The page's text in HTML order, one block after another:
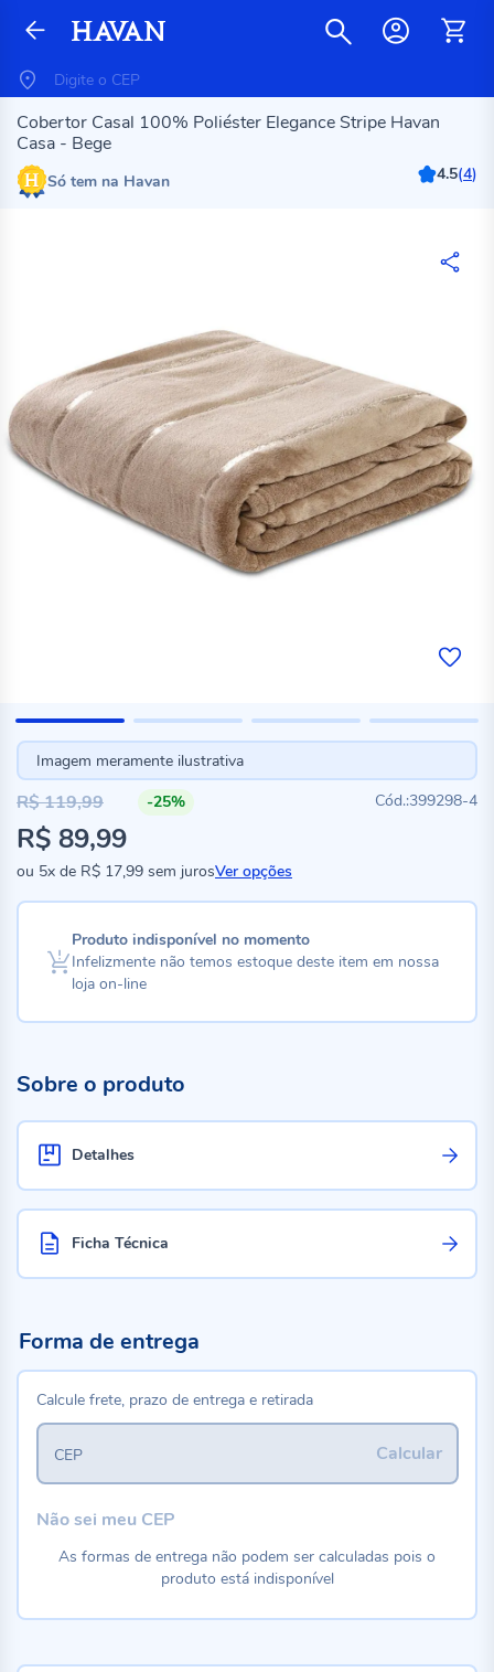
Cobertor Casal 100% Poliéster Elegance Stripe Havan
Casa - Bege
Só tem na Havan 4.5(4)
Imagem meramente ilustrativa
-25%
399298-4
Preço
especial
R$ 89,99
R$ 119,99
ou 5x de R$ 17,99 sem jurosVer opções
Produto indisponível no momento
Infelizmente não temos estoque deste item em nossa
loja on-line
Sobre o produto
Detalhes
Ficha Técnica
Forma de entrega
Calcule frete, prazo de entrega e retirada
Calcular
CEP
Não sei meu CEP
As formas de entrega não podem ser calculadas pois o
produto está indisponível